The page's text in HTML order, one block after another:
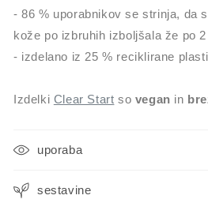
- 86 % uporabnikov se strinja, da
kože po izbruhih izboljšala že po 2
- izdelano iz 25 % reciklirane
Izdelki Clear Start so vegan in
uporaba
sestavine